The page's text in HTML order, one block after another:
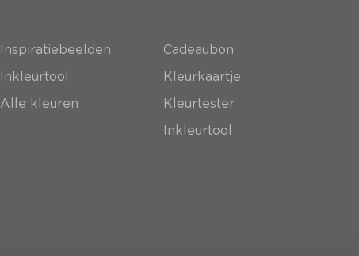
Inspiratiebeelden
Inkleurtool
Alle kleuren
Cadeaubon
Kleurkaartje
Kleurtester
Inkleurtool